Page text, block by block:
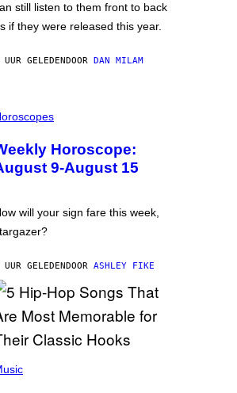
still listen to them front to back
if they were released this year.
GELEDENDOOR DAN MILAM
Horoscope:
9-August 15
will your sign fare this week,
GELEDENDOOR ASHLEY FIKE